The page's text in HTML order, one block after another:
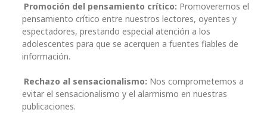
Promoción del pensamiento crítico: Promoveremos el
pensamiento crítico entre nuestros lectores, oyentes y
espectadores, prestando especial atención a los
adolescentes para que se acerquen a fuentes fiables de
información.
Rechazo al sensacionalismo: Nos comprometemos a
evitar el sensacionalismo y el alarmismo en nuestras
publicaciones.